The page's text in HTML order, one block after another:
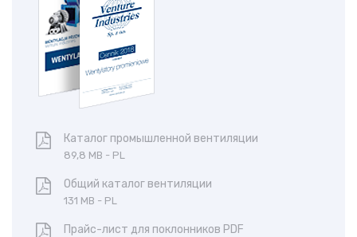
Каталог промышленной вентиляции
89,8 MB - PL
Общий каталог вентиляции
131 MB - PL
Прайс-лист для поклонников PDF